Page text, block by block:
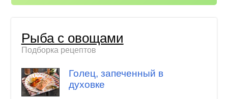
Рыба с овощами
Подборка рецептов
Голец, запеченный в
духовке